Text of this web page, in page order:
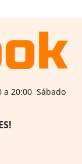
a 20:00 Sábado